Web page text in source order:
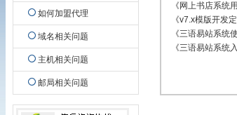
如何加盟代理
域名相关问题
主机相关问题
邮局相关问题
《网上书店
《v7.x模版
《三语易站系
《三语易站系